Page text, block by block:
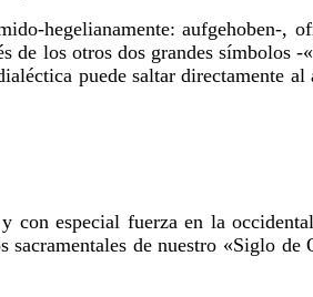
hegelianamente: aufgehoben-,
los otros dos grandes símbolos
puede saltar directamente
especial fuerza en la
de nuestro «Siglo